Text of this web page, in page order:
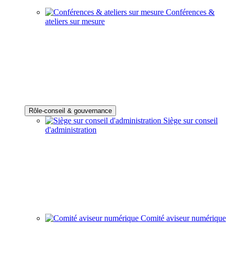
Conférences &
ateliers sur mesure
Rôle-conseil & gouvernance
Siège sur conseil
d'administration
Comité aviseur numérique